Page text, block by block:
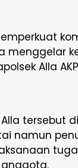
menggelar
Alla
tersebut
namun